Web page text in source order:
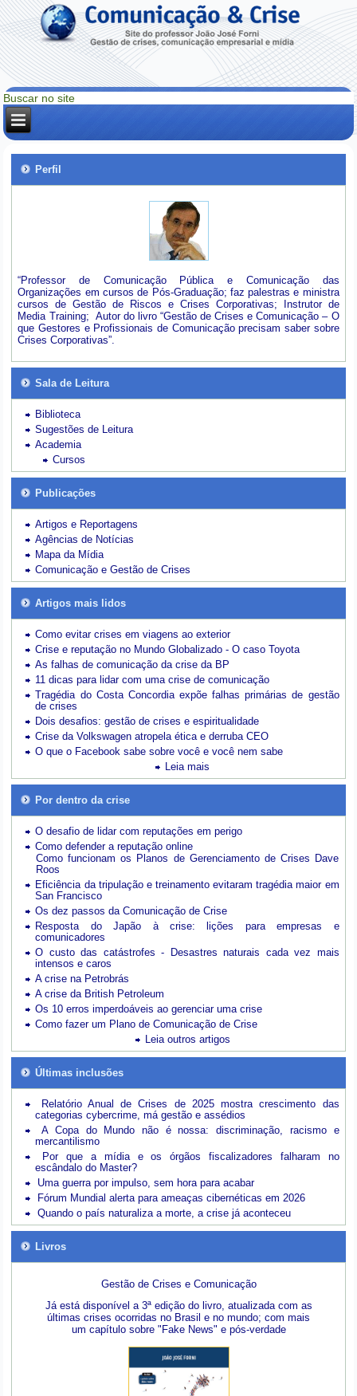
Perfil
“Professor de Comunicação Pública e Comunicação das
Organizações em cursos de Pós-Graduação; faz palestras e ministra
cursos de Gestão de Riscos e Crises Corporativas; Instrutor de
Media Training; Autor do livro “Gestão de Crises e Comunicação – O
que Gestores e Profissionais de Comunicação precisam saber sobre
Crises Corporativas”.
Sala de Leitura
Biblioteca
Sugestões de Leitura
Academia
Cursos
Publicações
Artigos e Reportagens
Agências de Notícias
Mapa da Mídia
Comunicação e Gestão de Crises
Artigos mais lidos
Como evitar crises em viagens ao exterior
Crise e reputação no Mundo Globalizado - O caso Toyota
As falhas de comunicação da crise da BP
11 dicas para lidar com uma crise de comunicação
Tragédia do Costa Concordia expõe falhas primárias de gestão
de crises
Dois desafios: gestão de crises e espiritualidade
Crise da Volkswagen atropela ética e derruba CEO
O que o Facebook sabe sobre você e você nem sabe
Leia mais
Por dentro da crise
O desafio de lidar com reputações em perigo
Como defender a reputação online
Como funcionam os Planos de Gerenciamento de Crises Dave
Roos
Eficiência da tripulação e treinamento evitaram tragédia maior em
San Francisco
Os dez passos da Comunicação de Crise
Resposta do Japão à crise: lições para empresas e
comunicadores
O custo das catástrofes -
Desastres naturais cada vez mais
intensos e caros
A crise na Petrobrás
A crise da British Petroleum
Os 10 erros imperdoáveis ao gerenciar uma crise
Como fazer um Plano de Comunicação de Crise
Leia outros artigos
Últimas inclusões
Relatório Anual de Crises de 2025 mostra crescimento das
categorias cybercrime, má gestão e assédios
A Copa do Mundo não é nossa: discriminação, racismo e
mercantilismo
Por que a mídia e os órgãos fiscalizadores falharam no
escândalo do Master?
Uma guerra por impulso, sem hora para acabar
Fórum Mundial alerta para ameaças cibernéticas em 2026
Quando o país naturaliza a morte, a crise já aconteceu
Livros
Gestão de Crises e Comunicação
Já está disponível a 3ª edição do livro, atualizada com as
últimas crises ocorridas no Brasil e no mundo; com mais
um capítulo sobre "Fake News" e pós-verdade